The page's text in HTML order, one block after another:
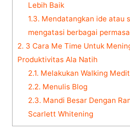
Lebih Baik
1.3. Mendatangkan ide atau
mengatasi berbagai
2. 3 Cara Me Time Untuk
Produktivitas Ala Natih
2.1. Melakukan Walking
2.2. Menulis Blog
2.3. Mandi Besar Dengan
Scarlett Whitening